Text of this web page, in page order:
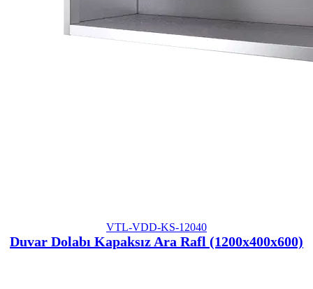
VTL-VDD-KS-12040
Duvar Dolabı Kapaksız Ara Rafl (1200x400x600)